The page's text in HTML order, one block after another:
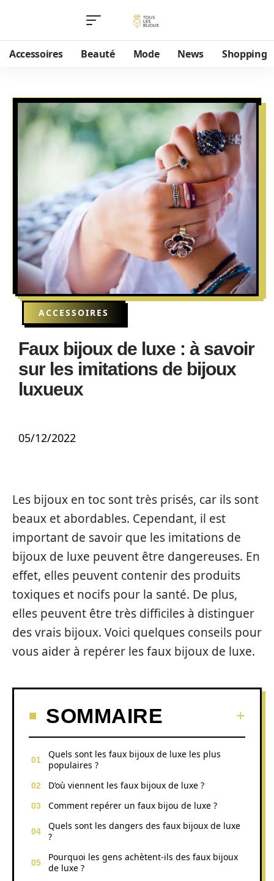
Accessoires Beauté Mode News Shopping
ACCESSOIRES
Faux bijoux de luxe : à savoir
sur les imitations de bijoux
luxueux
05/12/2022
Les bijoux en toc sont très prisés, car ils sont
beaux et abordables. Cependant, il est
important de savoir que les imitations de
bijoux de luxe peuvent être dangereuses. En
effet, elles peuvent contenir des produits
toxiques et nocifs pour la santé. De plus,
elles peuvent être très difficiles à distinguer
des vrais bijoux. Voici quelques conseils pour
vous aider à repérer les faux bijoux de luxe.
SOMMAIRE
Quels sont les faux bijoux de luxe les plus
populaires ?
D’où viennent les faux bijoux de luxe ?
Comment repérer un faux bijou de luxe ?
Quels sont les dangers des faux bijoux de luxe
?
Pourquoi les gens achètent-ils des faux bijoux
de luxe ?